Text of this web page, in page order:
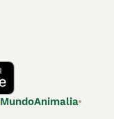
MundoAnimalia